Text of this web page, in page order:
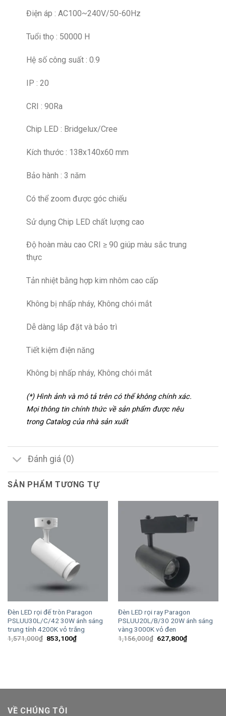
Điện áp : AC100~240V/50-60Hz
Tuổi thọ : 50000 H
Hệ số công suất : 0.9
IP : 20
CRI : 90Ra
Chip LED : Bridgelux/Cree
Kích thước : 138x140x60 mm
Bảo hành : 3 năm
Có thể zoom được góc chiếu
Sử dụng Chip LED chất lượng cao
Độ hoàn màu cao CRI ≥ 90 giúp màu sắc trung
thực
Tản nhiệt bằng hợp kim nhôm cao cấp
Không bị nhấp nháy, Không chói mắt
Dễ dàng lắp đặt và bảo trì
Tiết kiệm điện năng
Không bị nhấp nháy, Không chói mắt
(*) Hình ảnh và mô tả trên có thể không chính xác.
Mọi thông tin chính thức về sản phẩm được nêu
trong Catalog của nhà sản xuất
Đánh giá (0)
SẢN PHẨM TƯƠNG TỰ
Đèn LED rọi đế tròn Paragon
PSLUU30L/C/42 30W ánh sáng
trung tính 4200K vỏ trắng
1,571,000₫ Giá
853,100₫Giá
hiện
Đèn LED rọi ray Paragon
PSLUU20L/B/30 20W ánh sáng
vàng 3000K vỏ đen
1,156,000₫ Giá
627,800₫Giá
hiện
VỀ CHÚNG TÔI